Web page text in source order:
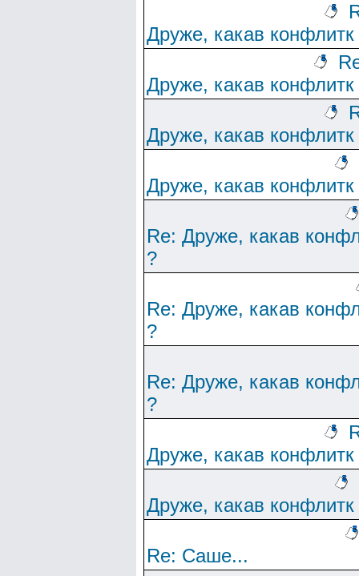
Друже, какав конфлитк
Друже, какав конфлитк
Друже, какав конфлитк
Друже, какав конфлитк
Re: Друже, какав
?
Re: Друже, какав
?
Re: Друже, какав
?
Друже, какав конфлитк
Друже, какав конфлитк
Re: Саше...